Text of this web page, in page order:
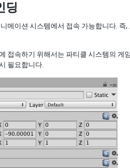
딩
메이션 시스템에서 접속 가능합니다.
접속하기 위해서는 파티클 시스템의
필요합니다.